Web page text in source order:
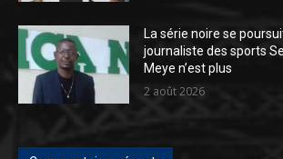
La série noire se
journaliste des sports
Meye n’est plus
2 août 2026